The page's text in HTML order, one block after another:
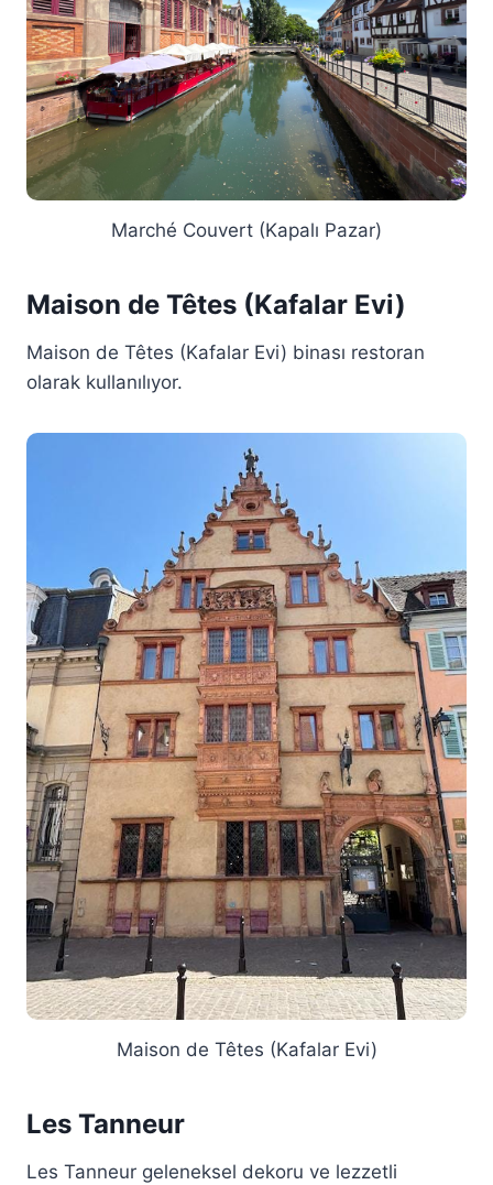
Marché Couvert (Kapalı Pazar)
Maison de Têtes (Kafalar Evi)
Maison de Têtes (Kafalar Evi) binası restoran
olarak kullanılıyor.
Maison de Têtes (Kafalar Evi)
Les Tanneur
Les Tanneur geleneksel dekoru ve lezzetli